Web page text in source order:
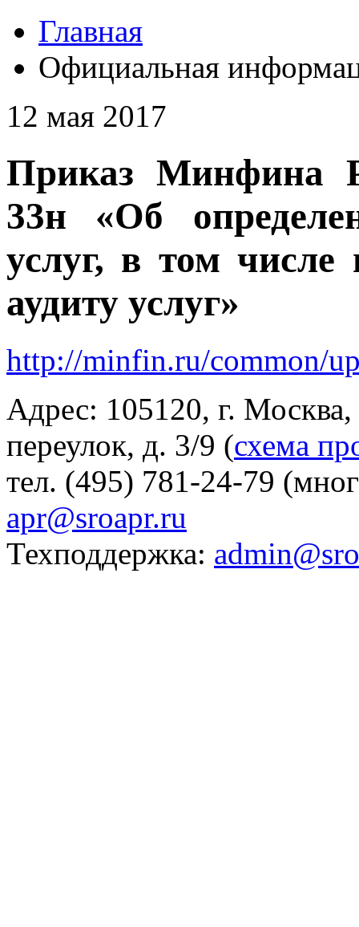
Главная
Официальная
12 мая 2017
Приказ Минфина
33н «Об
услуг, в том числе
аудиту услуг»
http://minfin.ru/common/
Адрес: 105120, г.
переулок, д. 3/9 (схема
тел. (495) 781-24-79
apr@sroapr.ru
Техподдержка: